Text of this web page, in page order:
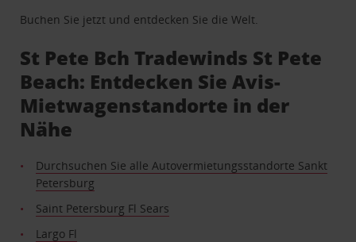
Buchen Sie jetzt und entdecken Sie die Welt.
St Pete Bch Tradewinds St Pete
Beach: Entdecken Sie Avis-
Mietwagenstandorte in der
Nähe
Durchsuchen Sie alle Autovermietungsstandorte Sankt
Petersburg
Saint Petersburg Fl Sears
Largo Fl